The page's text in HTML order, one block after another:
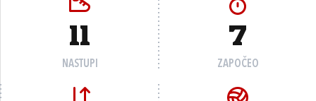
11
NASTUPI
7
ZAPOČEO